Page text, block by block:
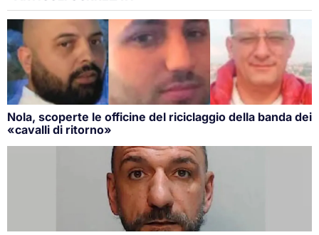
Nola, scoperte le officine del riciclaggio della banda dei
«cavalli di ritorno»